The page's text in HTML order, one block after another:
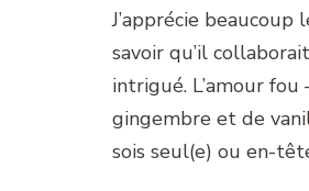
J’apprécie
savoir qu’il
intrigué. L’amour
gingembre et de
sois seul(e) ou en-